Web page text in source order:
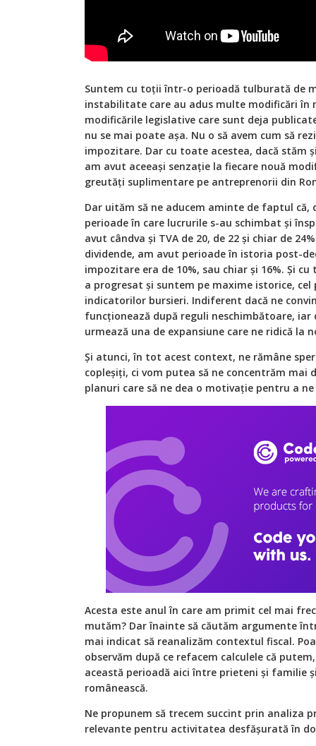
Suntem cu toții într-o perioadă tulburată de
instabilitate care au adus multe modificări în
modificările legislative care sunt deja
nu se mai poate așa. Nu o să avem cum să
impozitare. Dar cu toate acestea, dacă stăm
am avut aceeași senzație la fiecare nouă
greutăți suplimentare pe antreprenorii din
Dar uităm să ne aducem aminte de faptul că,
perioade în care lucrurile s-au schimbat și
avut cândva și TVA de 20, de 22 și chiar de
dividende, am avut perioade în istoria post-
impozitare era de 10%, sau chiar și 16%. Și
a progresat și suntem pe maxime istorice,
indicatorilor bursieri. Indiferent dacă ne
funcționează după reguli neschimbătoare, iar
urmează una de expansiune care ne ridică la
Și atunci, în tot acest context, ne rămâne
copleșiți, ci vom putea să ne concentrăm mai
planuri care să ne dea o motivație pentru a
Acesta este anul în care am primit cel mai
mutăm? Dar înainte să căutăm argumente
mai indicat să reanalizăm contextul fiscal.
observăm după ce refacem calculele că
această perioadă aici între prieteni și familie
românească.
Ne propunem să trecem succint prin analiza
relevante pentru activitatea desfășurată în